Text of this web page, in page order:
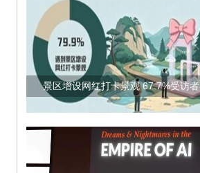
景区增设网红打卡景观 67.7%受访者